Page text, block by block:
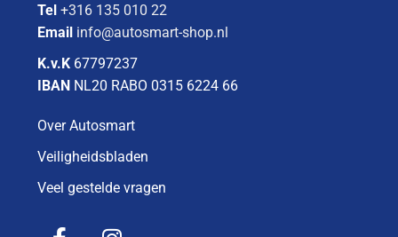
Tel +316 135 010 22
Email info@autosmart-shop.nl
K.v.K 67797237
IBAN NL20 RABO 0315 6224 66
Over Autosmart
Veiligheidsbladen
Veel gestelde vragen